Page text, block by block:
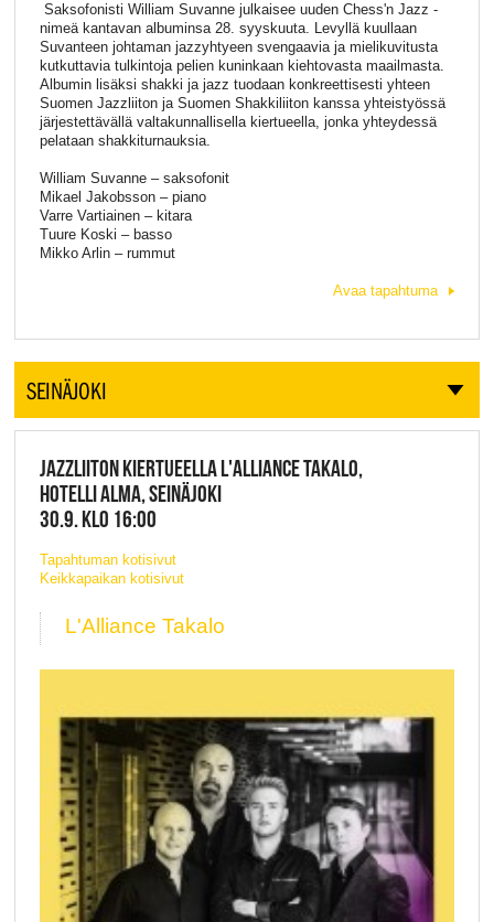
Saksofonisti William Suvanne julkaisee uuden Chess'n Jazz -
nimeä kantavan albuminsa 28. syyskuuta. Levyllä kuullaan
Suvanteen johtaman jazzyhtyeen svengaavia ja mielikuvitusta
kutkuttavia tulkintoja pelien kuninkaan kiehtovasta maailmasta.
Albumin lisäksi shakki ja jazz tuodaan konkreettisesti yhteen
Suomen Jazzliiton ja Suomen Shakkiliiton kanssa yhteistyössä
järjestettävällä valtakunnallisella kiertueella, jonka yhteydessä
pelataan shakkiturnauksia.
William Suvanne – saksofonit
Mikael Jakobsson – piano
Varre Vartiainen – kitara
Tuure Koski – basso
Mikko Arlin – rummut
Avaa tapahtuma
SEINÄJOKI
JAZZLIITON KIERTUEELLA L'ALLIANCE TAKALO,
HOTELLI ALMA, SEINÄJOKI
30.9. KLO 16:00
Tapahtuman kotisivut
Keikkapaikan kotisivut
L'Alliance Takalo